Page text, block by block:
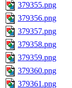
379355.png
379356.png
379357.png
379358.png
379359.png
379360.png
379361.png